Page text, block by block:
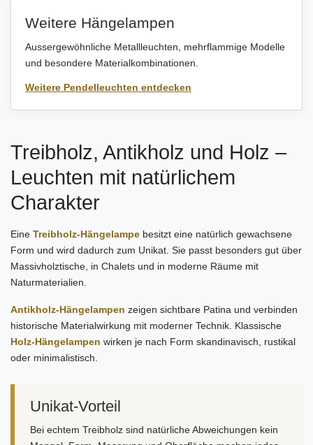
Weitere Hängelampen
Aussergewöhnliche Metallleuchten, mehrflammige Modelle
und besondere Materialkombinationen.
Weitere Pendelleuchten entdecken
Treibholz, Antikholz und Holz –
Leuchten mit natürlichem
Charakter
Eine Treibholz-Hängelampe besitzt eine natürlich gewachsene
Form und wird dadurch zum Unikat. Sie passt besonders gut über
Massivholztische, in Chalets und in moderne Räume mit
Naturmaterialien.
Antikholz-Hängelampen zeigen sichtbare Patina und verbinden
historische Materialwirkung mit moderner Technik. Klassische
Holz-Hängelampen wirken je nach Form skandinavisch, rustikal
oder minimalistisch.
Unikat-Vorteil
Bei echtem Treibholz sind natürliche Abweichungen kein